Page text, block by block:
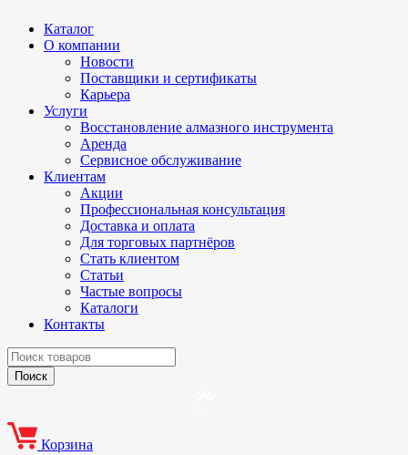
Каталог
О компании
Новости
Поставщики и сертификаты
Карьера
Услуги
Восстановление алмазного инструмента
Аренда
Сервисное обслуживание
Клиентам
Акции
Профессиональная консультация
Доставка и оплата
Для торговых партнёров
Стать клиентом
Статьи
Частые вопросы
Каталоги
Контакты
Корзина